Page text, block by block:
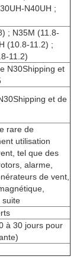
N40UH ;
; N35M (11.8-
(10.8-11.2) ;
11.2)
N30Shipping et
et de
rare de
utilisation
tel que des
alarme,
de vent,
suite
à 30 jours pour